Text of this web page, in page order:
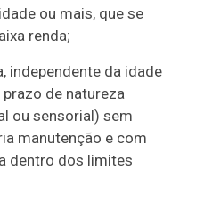
ou mais, que se
renda;
independente da idade
de natureza
ou sensorial) sem
manutenção e com
dentro dos limites